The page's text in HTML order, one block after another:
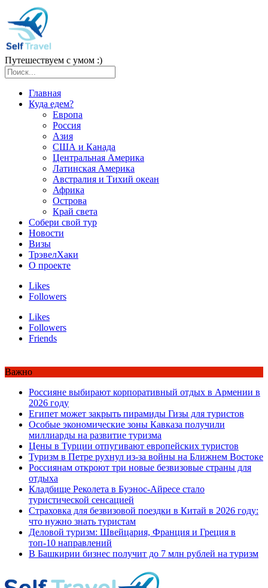
Путешествуем с умом :)
Главная
Куда едем?
Европа
Россия
Азия
США и Канада
Центральная Америка
Латинская Америка
Австралия и Тихий океан
Африка
Острова
Край света
Собери свой тур
Новости
Визы
ТрэвелХаки
О проекте
Likes
Followers
Likes
Followers
Friends
Важно
Россияне выбирают корпоративный отдых в Армении в
2026 году
Египет может закрыть пирамиды Гизы для туристов
Особые экономические зоны Кавказа получили
миллиарды на развитие туризма
Цены в Турции отпугивают европейских туристов
Туризм в Петре рухнул из-за войны на Ближнем Востоке
Россиянам откроют три новые безвизовые страны для
отдыха
Кладбище Реколета в Буэнос-Айресе стало
туристической сенсацией
Страховка для безвизовой поездки в Китай в 2026 году:
что нужно знать туристам
Деловой туризм: Швейцария, Франция и Греция в
топ-10 направлений
В Башкирии бизнес получит до 7 млн рублей на туризм